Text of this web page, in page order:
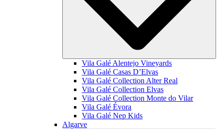
Vila Galé Alentejo Vineyards
Vila Galé Casas D’Elvas
Vila Galé Collection Alter Real
Vila Galé Collection Elvas
Vila Galé Collection Monte do Vilar
Vila Galé Évora
Vila Galé Nep Kids
Algarve